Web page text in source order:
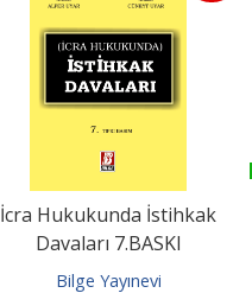
Türk Hukuk Tarihi
Beta Basım Yayın
,50
Sepete Ekle
İcra Hukukunda İstihkak
Davaları 7.BASKI
Bilge Yayınevi